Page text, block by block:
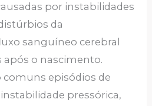
por instabilidades
da
sanguíneo cerebral
após o nascimento.
comuns episódios de
pressórica,